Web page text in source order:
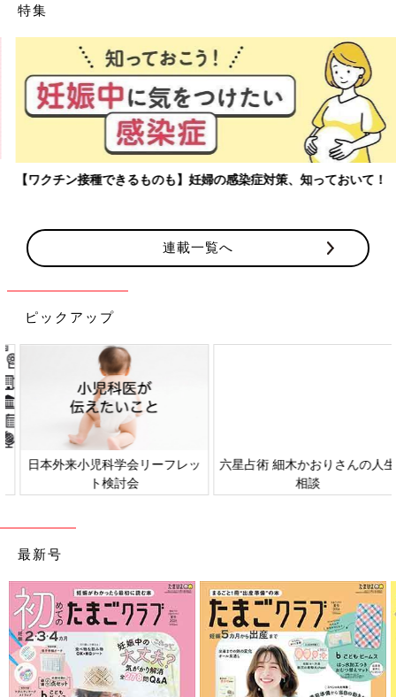
特集
【ワクチン接種できるものも】妊婦の感染症対策、知っておいて！
連載一覧へ
ピックアップ
日本外来小児科学会リーフレッ
ト検討会
六星占術 細木かおりさんの人生
相談
最新号